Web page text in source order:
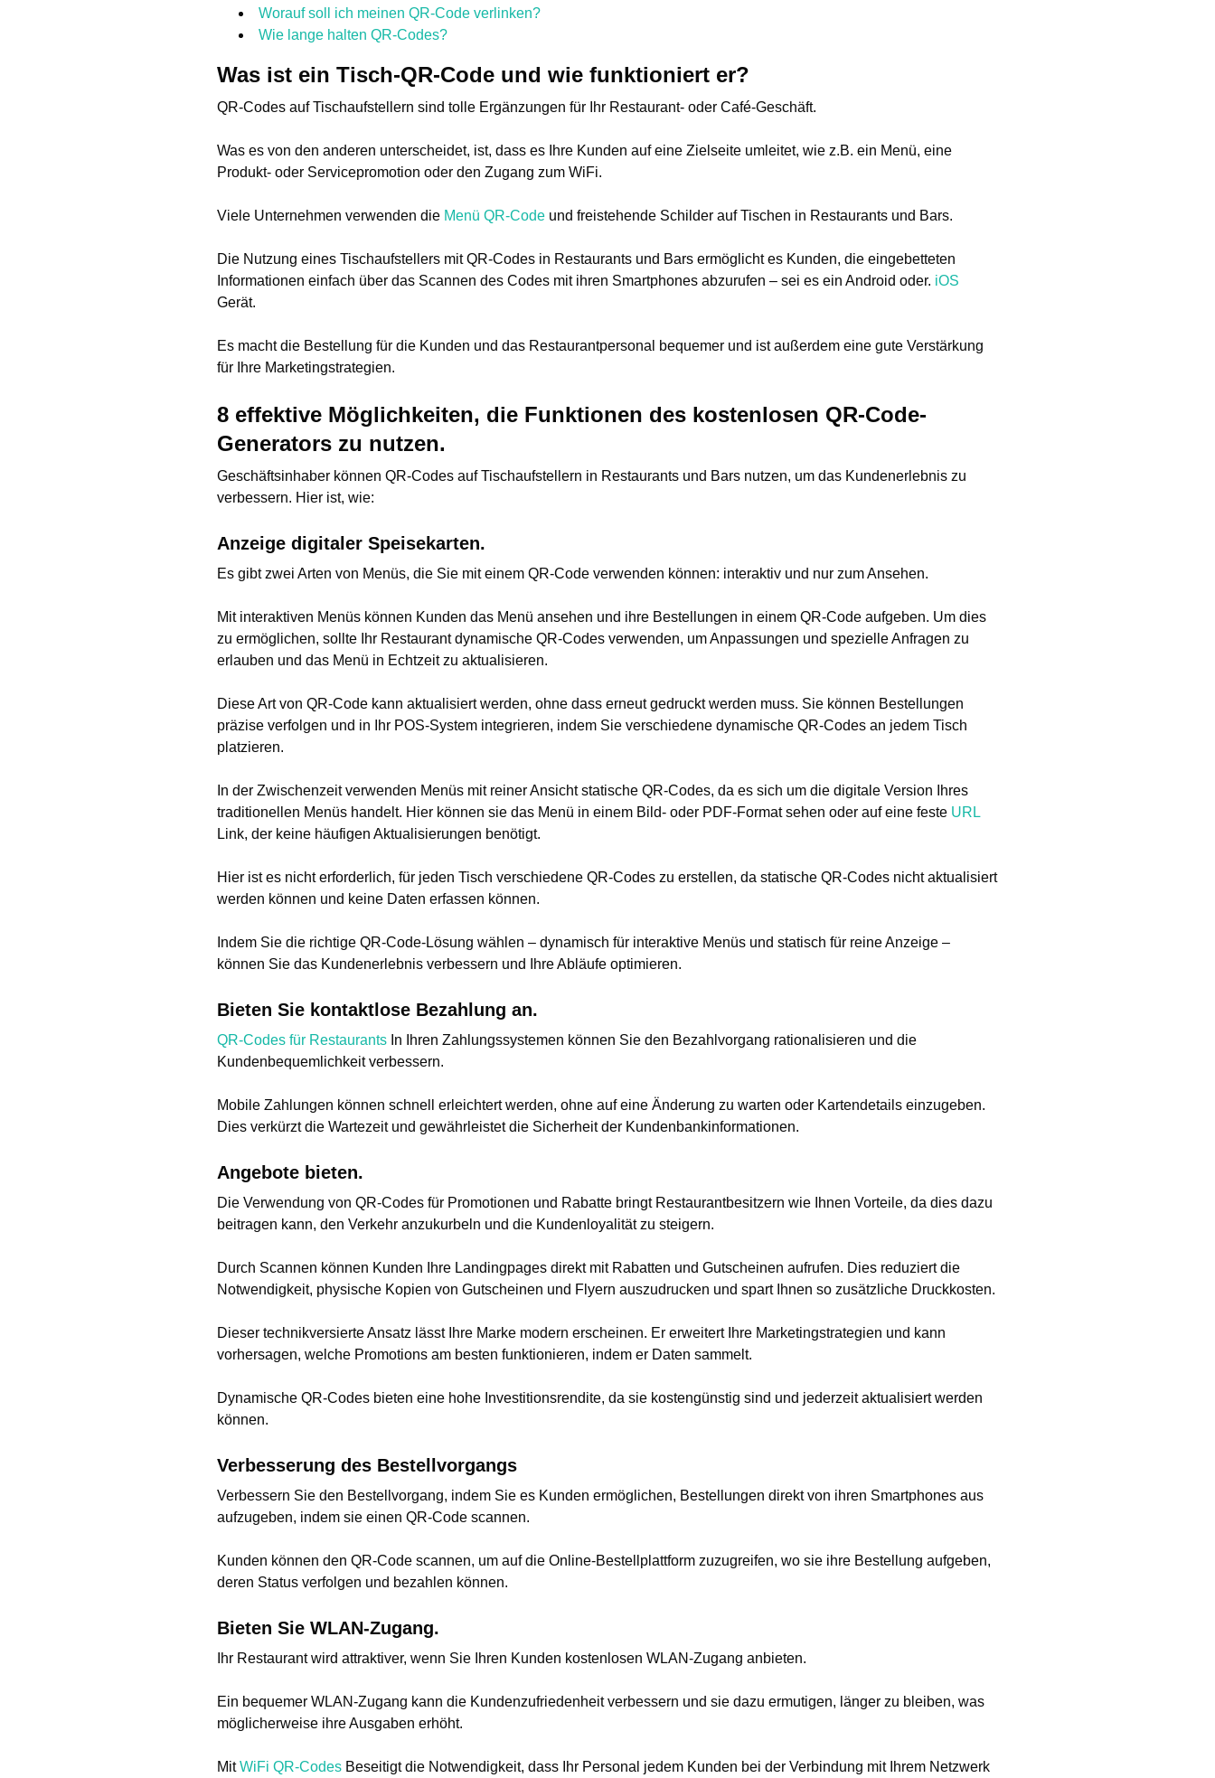
Worauf soll ich meinen QR-Code verlinken?
Wie lange halten QR-Codes?
Was ist ein Tisch-QR-Code und wie funktioniert er?
QR-Codes auf Tischaufstellern sind tolle Ergänzungen für Ihr Restaurant- oder Café-Geschäft.
Was es von den anderen unterscheidet, ist, dass es Ihre Kunden auf eine Zielseite umleitet, wie z.B. ein Menü, eine
Produkt- oder Servicepromotion oder den Zugang zum WiFi.
Viele Unternehmen verwenden die Menü QR-Code und freistehende Schilder auf Tischen in Restaurants und Bars.
Die Nutzung eines Tischaufstellers mit QR-Codes in Restaurants und Bars ermöglicht es Kunden, die eingebetteten
Informationen einfach über das Scannen des Codes mit ihren Smartphones abzurufen – sei es ein Android oder. iOS
Gerät.
Es macht die Bestellung für die Kunden und das Restaurantpersonal bequemer und ist außerdem eine gute Verstärkung
für Ihre Marketingstrategien.
8 effektive Möglichkeiten, die Funktionen des kostenlosen QR-Code-
Generators zu nutzen.
Geschäftsinhaber können QR-Codes auf Tischaufstellern in Restaurants und Bars nutzen, um das Kundenerlebnis zu
verbessern. Hier ist, wie:
Anzeige digitaler Speisekarten.
Es gibt zwei Arten von Menüs, die Sie mit einem QR-Code verwenden können: interaktiv und nur zum Ansehen.
Mit interaktiven Menüs können Kunden das Menü ansehen und ihre Bestellungen in einem QR-Code aufgeben. Um dies
zu ermöglichen, sollte Ihr Restaurant dynamische QR-Codes verwenden, um Anpassungen und spezielle Anfragen zu
erlauben und das Menü in Echtzeit zu aktualisieren.
Diese Art von QR-Code kann aktualisiert werden, ohne dass erneut gedruckt werden muss. Sie können Bestellungen
präzise verfolgen und in Ihr POS-System integrieren, indem Sie verschiedene dynamische QR-Codes an jedem Tisch
platzieren.
In der Zwischenzeit verwenden Menüs mit reiner Ansicht statische QR-Codes, da es sich um die digitale Version Ihres
traditionellen Menüs handelt. Hier können sie das Menü in einem Bild- oder PDF-Format sehen oder auf eine feste URL
Link, der keine häufigen Aktualisierungen benötigt.
Hier ist es nicht erforderlich, für jeden Tisch verschiedene QR-Codes zu erstellen, da statische QR-Codes nicht aktualisiert
werden können und keine Daten erfassen können.
Indem Sie die richtige QR-Code-Lösung wählen – dynamisch für interaktive Menüs und statisch für reine Anzeige –
können Sie das Kundenerlebnis verbessern und Ihre Abläufe optimieren.
Bieten Sie kontaktlose Bezahlung an.
QR-Codes für Restaurants In Ihren Zahlungssystemen können Sie den Bezahlvorgang rationalisieren und die
Kundenbequemlichkeit verbessern.
Mobile Zahlungen können schnell erleichtert werden, ohne auf eine Änderung zu warten oder Kartendetails einzugeben.
Dies verkürzt die Wartezeit und gewährleistet die Sicherheit der Kundenbankinformationen.
Angebote bieten.
Die Verwendung von QR-Codes für Promotionen und Rabatte bringt Restaurantbesitzern wie Ihnen Vorteile, da dies dazu
beitragen kann, den Verkehr anzukurbeln und die Kundenloyalität zu steigern.
Durch Scannen können Kunden Ihre Landingpages direkt mit Rabatten und Gutscheinen aufrufen. Dies reduziert die
Notwendigkeit, physische Kopien von Gutscheinen und Flyern auszudrucken und spart Ihnen so zusätzliche Druckkosten.
Dieser technikversierte Ansatz lässt Ihre Marke modern erscheinen. Er erweitert Ihre Marketingstrategien und kann
vorhersagen, welche Promotions am besten funktionieren, indem er Daten sammelt.
Dynamische QR-Codes bieten eine hohe Investitionsrendite, da sie kostengünstig sind und jederzeit aktualisiert werden
können.
Verbesserung des Bestellvorgangs
Verbessern Sie den Bestellvorgang, indem Sie es Kunden ermöglichen, Bestellungen direkt von ihren Smartphones aus
aufzugeben, indem sie einen QR-Code scannen.
Kunden können den QR-Code scannen, um auf die Online-Bestellplattform zuzugreifen, wo sie ihre Bestellung aufgeben,
deren Status verfolgen und bezahlen können.
Bieten Sie WLAN-Zugang.
Ihr Restaurant wird attraktiver, wenn Sie Ihren Kunden kostenlosen WLAN-Zugang anbieten.
Ein bequemer WLAN-Zugang kann die Kundenzufriedenheit verbessern und sie dazu ermutigen, länger zu bleiben, was
möglicherweise ihre Ausgaben erhöht.
MitWiFi QR-Codes Beseitigt die Notwendigkeit, dass Ihr Personal jedem Kunden bei der Verbindung mit Ihrem Netzwerk